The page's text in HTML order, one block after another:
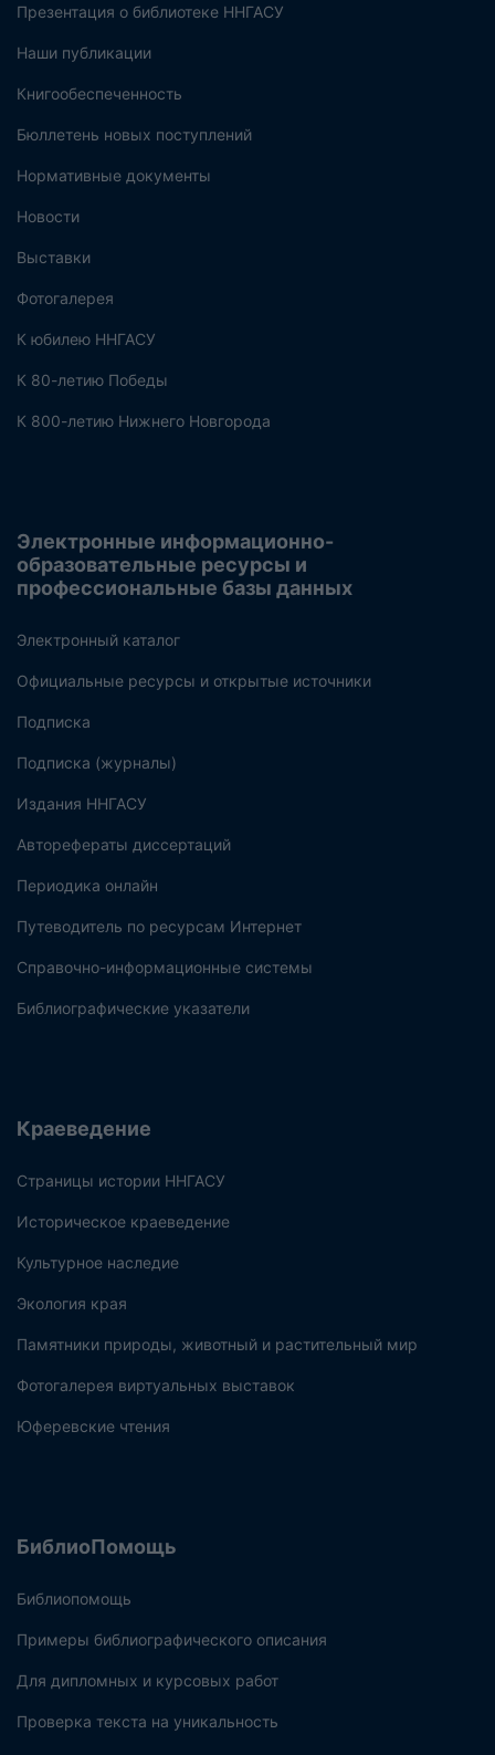
Презентация о библиотеке ННГАСУ
Наши публикации
Книгообеспеченность
Бюллетень новых поступлений
Нормативные документы
Новости
Выставки
Фотогалерея
К юбилею ННГАСУ
К 80-летию Победы
К 800-летию Нижнего Новгорода
Электронные информационно-
образовательные ресурсы и
профессиональные базы данных
Электронный каталог
Официальные ресурсы и открытые источники
Подписка
Подписка (журналы)
Издания ННГАСУ
Авторефераты диссертаций
Периодика онлайн
Путеводитель по ресурсам Интернет
Справочно-информационные системы
Библиографические указатели
Краеведение
Страницы истории ННГАСУ
Историческое краеведение
Культурное наследие
Экология края
Памятники природы, животный и растительный мир
Фотогалерея виртуальных выставок
Юферевские чтения
БиблиоПомощь
Библиопомощь
Примеры библиографического описания
Для дипломных и курсовых работ
Проверка текста на уникальность